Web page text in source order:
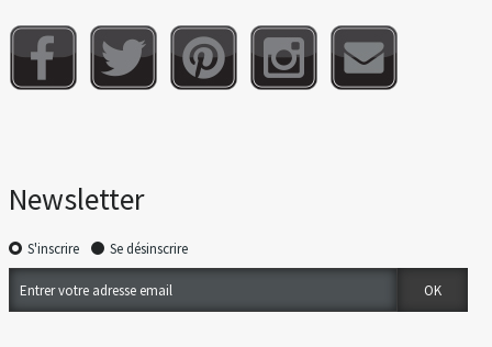
Newsletter
S'inscrire Se désinscrire